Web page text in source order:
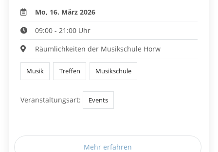
Mo, 16. März 2026
09:00 - 21:00 Uhr
Räumlichkeiten der Musikschule Horw
Musik Treffen Musikschule
Veranstaltungsart: Events
Mehr erfahren